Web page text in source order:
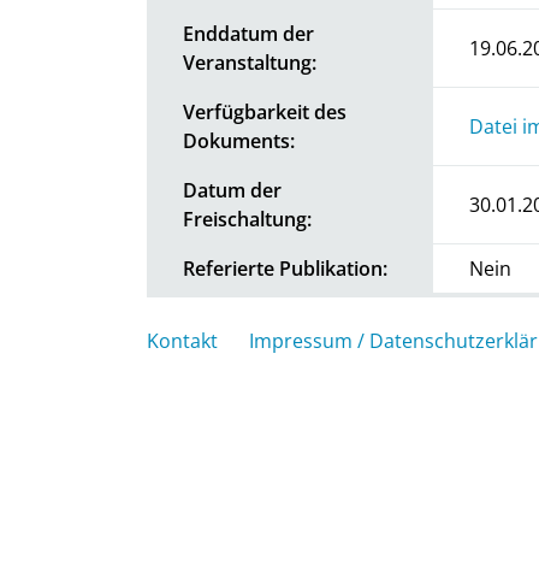
Enddatum der
Veranstaltung:
Verfügbarkeit des
Dokuments:
Datei
Datum der
Freischaltung:
Referierte Publikation: Nein
Kontakt Impressum /